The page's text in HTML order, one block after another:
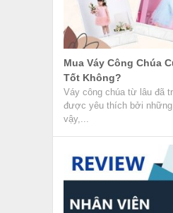
Mua Váy Công Chúa
Tốt Không?
Váy công chúa từ lâu đã
được yêu thích bởi
vậy,...